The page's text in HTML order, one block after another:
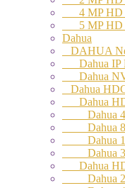
4 MP HD
5 MP HD
Dahua
DAHUA
Dahua IP
Dahua
Dahua
Dahua
Dahua 4
Dahua 8
Dahua 16
Dahua 32
Dahua
Dahua 2